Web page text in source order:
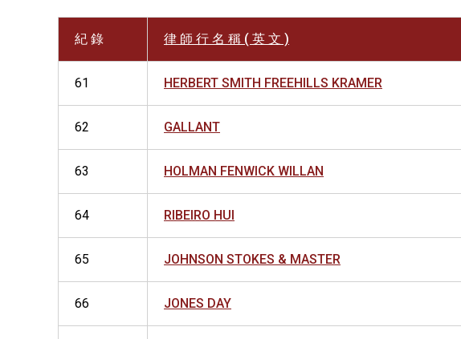
紀 錄 律 師 行 名 稱 ( 英 文 )
61 HERBERT SMITH FREEHILLS KRAMER
62 GALLANT
63 HOLMAN FENWICK WILLAN
64 RIBEIRO HUI
65 JOHNSON STOKES & MASTER
66 JONES DAY